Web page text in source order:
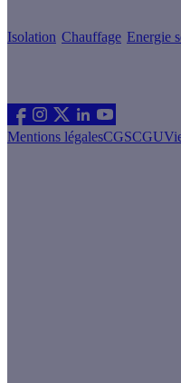
Isolation Chauffage Energie
Mentions légalesCGSCGU